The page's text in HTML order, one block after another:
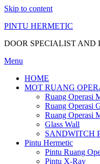
Skip to content
PINTU HERMETIC
DOOR SPECIALIST AND
Menu
HOME
MOT RUANG
Ruang Operasi
Ruang Operasi
Ruang Operasi
Glass Wall
SANDWITCH
Pintu Hermetic
Pintu Ruang
Pintu X-Ray